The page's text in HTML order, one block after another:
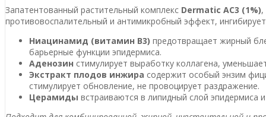
Запатентованный растительный комплекс Dermatic AC3 (1%),
противовоспалительный и антимикробный эффект,
Ниацинамид (витамин B3) предотвращает жирный
барьерные функции эпидермиса.
Аденозин стимулирует выработку коллагена,
Экстракт плодов инжира содержит особый энзим
стимулирует обновление, не провоцирует раздражение.
Церамиды встраиваются в липидный слой эпидермиса